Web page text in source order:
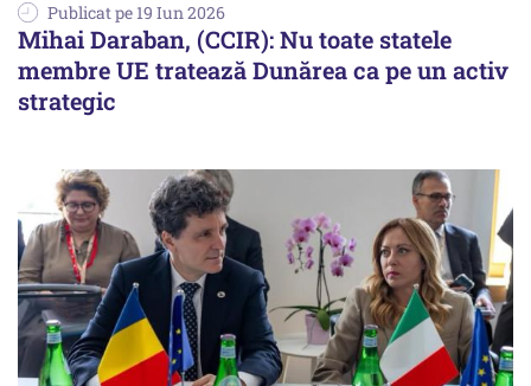
Publicat pe 19 Iun 2026
Mihai Daraban, (CCIR): Nu toate statele
membre UE tratează Dunărea ca pe un activ
strategic